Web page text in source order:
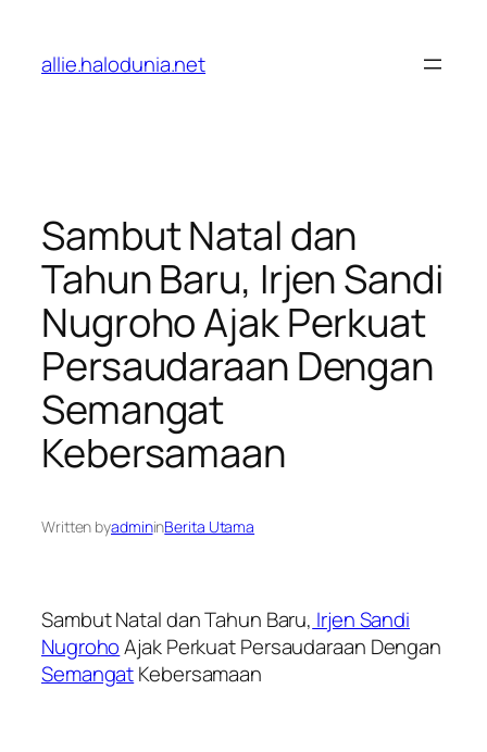
konten
allie.halodunia.net
Sambut Natal dan
Tahun Baru, Irjen Sandi
Nugroho Ajak Perkuat
Persaudaraan Dengan
Semangat
Kebersamaan
Written byadmininBerita Utama
Sambut Natal dan Tahun Baru, Irjen Sandi
NugrohoAjak Perkuat Persaudaraan Dengan
SemangatKebersamaan